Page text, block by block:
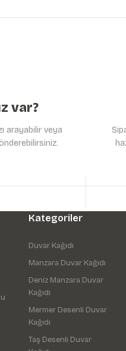
var?
arayabilir veya
Kategoriler
Duvar Kağıdı
Manzara Duvar Kağıdı
Deniz Manzara Duvar
Kağıdı
Mermer Desenli Duvar
Kağıdı
Taş Desenli Duvar